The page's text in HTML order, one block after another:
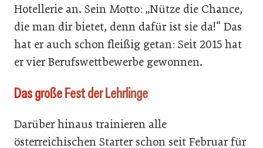
Hotellerie an. Sein Motto: „Nütze die Chance,
die man dir bietet, denn dafür ist sie da!“ Das
hat er auch schon fleißig getan: Seit 2015 hat
er vier Berufswettbewerbe gewonnen.
Das große Fest der Lehrlinge
Darüber hinaus trainieren alle
österreichischen Starter schon seit Februar für